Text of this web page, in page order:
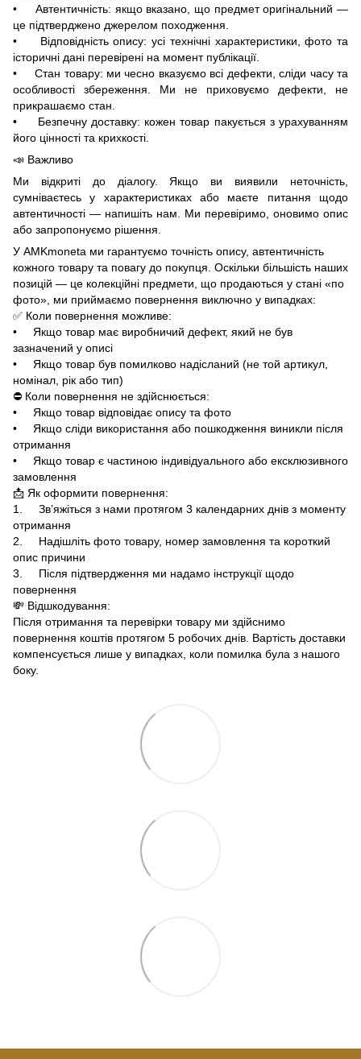
• Автентичність: якщо вказано, що предмет оригінальний —
це підтверджено джерелом походження.
• Відповідність опису: усі технічні характеристики, фото та
історичні дані перевірені на момент публікації.
• Стан товару: ми чесно вказуємо всі дефекти, сліди часу та
особливості збереження. Ми не приховуємо дефекти, не
прикрашаємо стан.
• Безпечну доставку: кожен товар пакується з урахуванням
його цінності та крихкості.
📣 Важливо
Ми відкриті до діалогу. Якщо ви виявили неточність,
сумніваєтесь у характеристиках або маєте питання щодо
автентичності — напишіть нам. Ми перевіримо, оновимо опис
або запропонуємо рішення.
У AMKmoneta ми гарантуємо точність опису, автентичність
кожного товару та повагу до покупця. Оскільки більшість наших
позицій — це колекційні предмети, що продаються у стані «по
фото», ми приймаємо повернення виключно у випадках:
✅ Коли повернення можливе:
• Якщо товар має виробничий дефект, який не був
зазначений у описі
• Якщо товар був помилково надісланий (не той артикул,
номінал, рік або тип)
⛔ Коли повернення не здійснюється:
• Якщо товар відповідає опису та фото
• Якщо сліди використання або пошкодження виникли після
отримання
• Якщо товар є частиною індивідуального або ексклюзивного
замовлення
📩 Як оформити повернення:
1. Зв’яжіться з нами протягом 3 календарних днів з моменту
отримання
2. Надішліть фото товару, номер замовлення та короткий
опис причини
3. Після підтвердження ми надамо інструкції щодо
повернення
💸 Відшкодування:
Після отримання та перевірки товару ми здійснимо
повернення коштів протягом 5 робочих днів. Вартість доставки
компенсується лише у випадках, коли помилка була з нашого
боку.